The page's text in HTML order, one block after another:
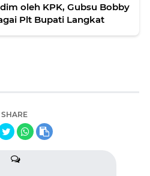
oleh KPK, Gubsu Bobby
Plt Bupati Langkat
SHARE